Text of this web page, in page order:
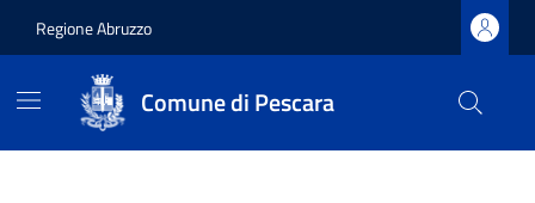
Regione Abruzzo
Comune di Pescara